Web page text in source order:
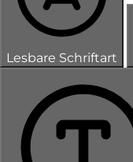
Lesbare Schriftart